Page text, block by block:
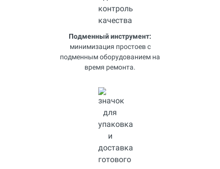
Подменный инструмент:
минимизация простоев с
подменным оборудованием на
время ремонта.